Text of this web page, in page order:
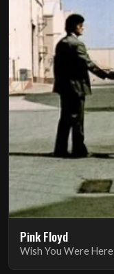
Pink Floyd
Wish You Were Here